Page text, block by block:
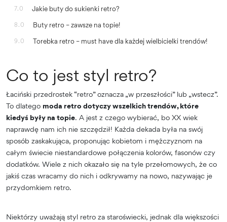
7.0 Jakie buty do sukienki retro?
8.0 Buty retro – zawsze na topie!
9.0 Torebka retro – must have dla każdej wielbicielki trendów!
Co to jest styl retro?
Łaciński przedrostek “retro” oznacza „w przeszłości” lub „wstecz”.
To dlatego moda retro dotyczy wszelkich trendów, które
kiedyś były na topie. A jest z czego wybierać, bo XX wiek
naprawdę nam ich nie szczędził! Każda dekada była na swój
sposób zaskakująca, proponując kobietom i mężczyznom na
całym świecie niestandardowe połączenia kolorów, fasonów czy
dodatków. Wiele z nich okazało się na tyle przełomowych, że co
jakiś czas wracamy do nich i odkrywamy na nowo, nazywając je
przydomkiem retro.
Niektórzy uważają styl retro za staroświecki, jednak dla większości